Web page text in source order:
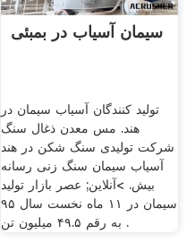
سیمان آسیاب در بمبئی
تولید کنندگان آسیاب سیمان در
هند. مس معدن ذغال سنگ
شرکت تولیدی سنگ شکن در هند
آسیاب سیمان سنگ زنی رسانه
بیش. >آنلاین; عصر بازار تولید
سیمان در ۱۱ ماه نخست سال ۹۵
به رقم ۴۹.۵ میلیون تن .